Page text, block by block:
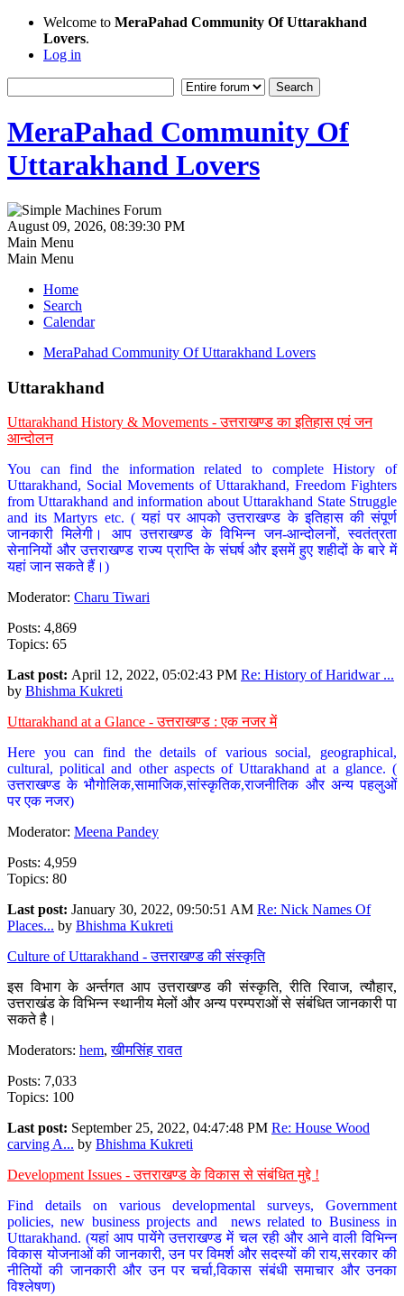
Welcome to MeraPahad Community Of Uttarakhand
Lovers.
Log in
MeraPahad Community Of
Uttarakhand Lovers
August 09, 2026, 08:39:30 PM
Main Menu
Main Menu
Home
Search
Calendar
MeraPahad Community Of Uttarakhand Lovers
Uttarakhand
Uttarakhand History & Movements - उत्तराखण्ड का इतिहास एवं जन
आन्दोलन
You can find the information related to complete History of
Uttarakhand, Social Movements of Uttarakhand, Freedom Fighters
from Uttarakhand and information about Uttarakhand State Struggle
and its Martyrs etc. ( यहां पर आपको उत्तराखण्ड के इतिहास की संपूर्ण
जानकारी मिलेगी। आप उत्तराखण्ड के विभिन्न जन-आन्दोलनों, स्वतंत्रता
सेनानियों और उत्तराखण्ड राज्य प्राप्ति के संघर्ष और इसमें हुए शहीदों के बारे में
यहां जान सकते हैं।)
Moderator: Charu Tiwari
Posts: 4,869
Topics: 65
Last post: April 12, 2022, 05:02:43 PM Re: History of Haridwar ...
by Bhishma Kukreti
Uttarakhand at a Glance - उत्तराखण्ड : एक नजर में
Here you can find the details of various social, geographical,
cultural, political and other aspects of Uttarakhand at a glance. (
उत्तराखण्ड के भौगोलिक,सामाजिक,सांस्कृतिक,राजनीतिक और अन्य पहलुओं
पर एक नजर)
Moderator: Meena Pandey
Posts: 4,959
Topics: 80
Last post: January 30, 2022, 09:50:51 AM Re: Nick Names Of
Places... by Bhishma Kukreti
Culture of Uttarakhand - उत्तराखण्ड की संस्कृति
इस विभाग के अर्न्तगत आप उत्तराखण्ड की संस्कृति, रीति रिवाज, त्यौहार,
उत्तराखंड के विभिन्न स्थानीय मेलों और अन्य परम्पराओं से संबंधित जानकारी पा
सकते है।
Moderators: hem,खीमसिंह रावत
Posts: 7,033
Topics: 100
Last post: September 25, 2022, 04:47:48 PM Re: House Wood
carving A... by Bhishma Kukreti
Development Issues - उत्तराखण्ड के विकास से संबंधित मुद्दे !
Find details on various developmental surveys, Government
policies, new business projects and news related to Business in
Uttarakhand. (यहां आप पायेंगे उत्तराखण्ड में चल रही और आने वाली विभिन्न
विकास योजनाओं की जानकारी, उन पर विमर्श और सदस्यों की राय,सरकार की
नीतियों की जानकारी और उन पर चर्चा,विकास संबंधी समाचार और उनका
विश्लेषण)